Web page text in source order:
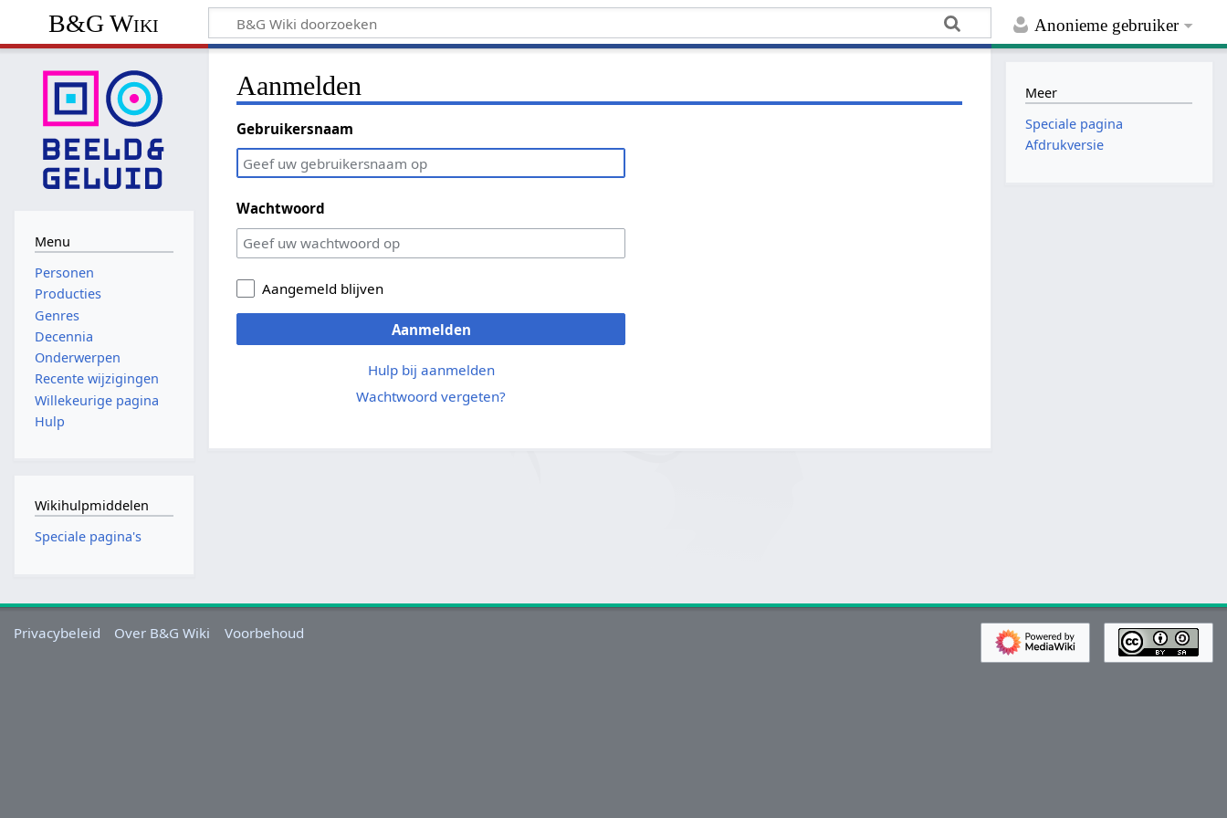
Anonieme gebruiker
B&G Wiki
Aanmelden
Gebruikersnaam
Wachtwoord
Aangemeld blijven
Aanmelden
Hulp bij aanmelden
Wachtwoord vergeten?
Menu
Personen
Producties
Genres
Decennia
Onderwerpen
Recente wijzigingen
Willekeurige pagina
Hulp
Wikihulpmiddelen
Speciale pagina's
Meer
Speciale pagina
Afdrukversie
Privacybeleid Over B&G Wiki Voorbehoud